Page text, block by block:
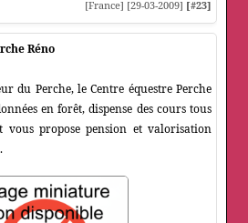
[France] [29-03-2009] [#23]
Réno
du Perche, le Centre équestre Perche
en forêt, dispense des cours tous
vous propose pension et valorisation